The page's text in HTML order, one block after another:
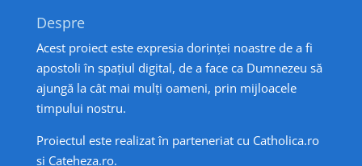
Despre
Acest proiect este expresia dorinței noastre de a fi
apostoli în spațiul digital, de a face ca Dumnezeu să
ajungă la cât mai mulți oameni, prin mijloacele
timpului nostru.
Proiectul este realizat în parteneriat cu Catholica.ro
și Cateheza.ro.